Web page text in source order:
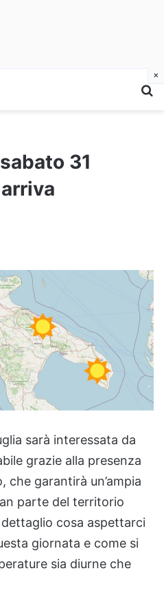
31
sarà interessata da
grazie alla presenza
che garantirà un’ampia
parte del territorio
cosa aspettarci
giornata e come si
sia diurne che
×